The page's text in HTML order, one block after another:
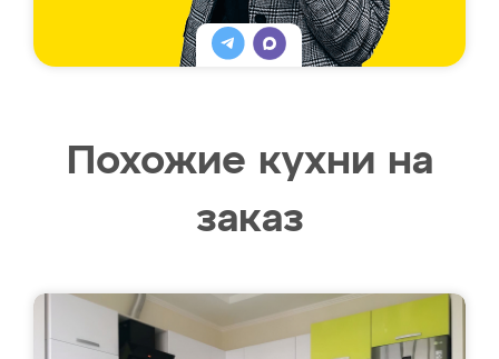
Похожие кухни на
заказ